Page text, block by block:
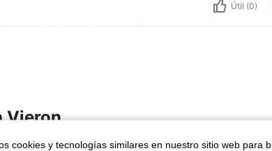
Útil (0)
Vieron
cookies y tecnologías similares en nuestro sitio web para